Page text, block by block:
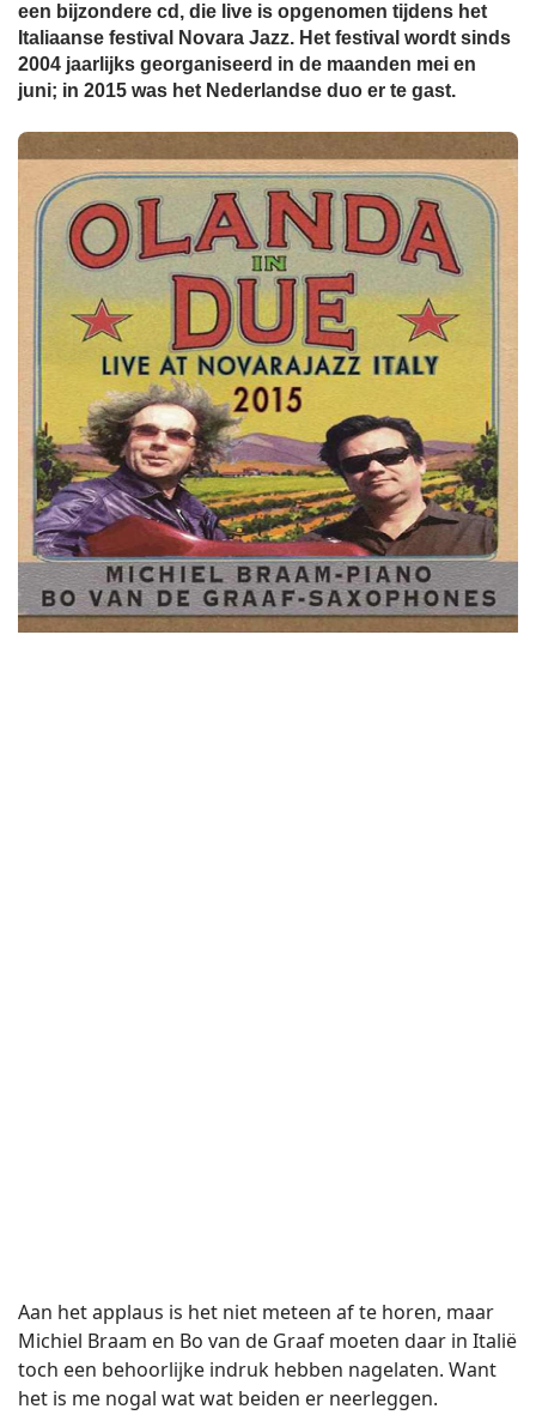
een bijzondere cd, die live is opgenomen tijdens het
Italiaanse festival Novara Jazz. Het festival wordt sinds
2004 jaarlijks georganiseerd in de maanden mei en
juni; in 2015 was het Nederlandse duo er te gast.
Aan het applaus is het niet meteen af te horen, maar
Michiel Braam en Bo van de Graaf moeten daar in Italië
toch een behoorlijke indruk hebben nagelaten. Want
het is me nogal wat wat beiden er neerleggen.